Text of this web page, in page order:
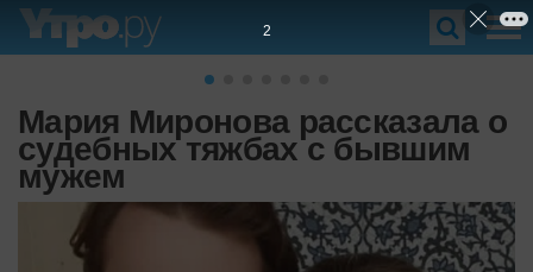
Мария Миронова рассказала о
судебных тяжбах с бывшим
мужем
1